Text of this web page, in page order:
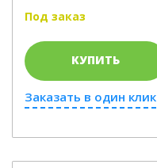
Под заказ
КУПИТЬ
Заказать в один клик